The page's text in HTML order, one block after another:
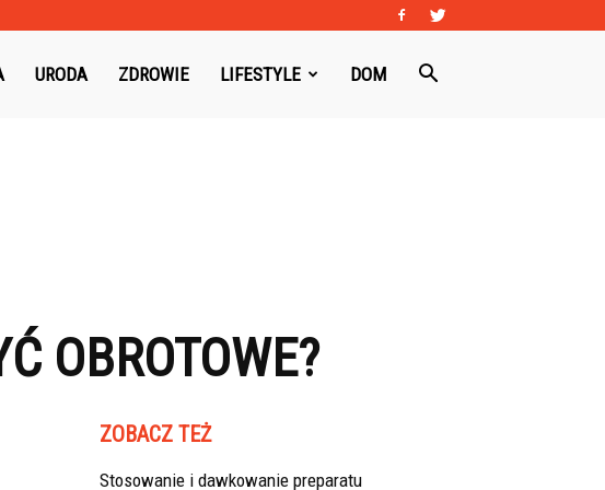
URODA ZDROWIE LIFESTYLE DOM
OBROTOWE?
ZOBACZ TEŻ
Stosowanie i dawkowanie preparatu